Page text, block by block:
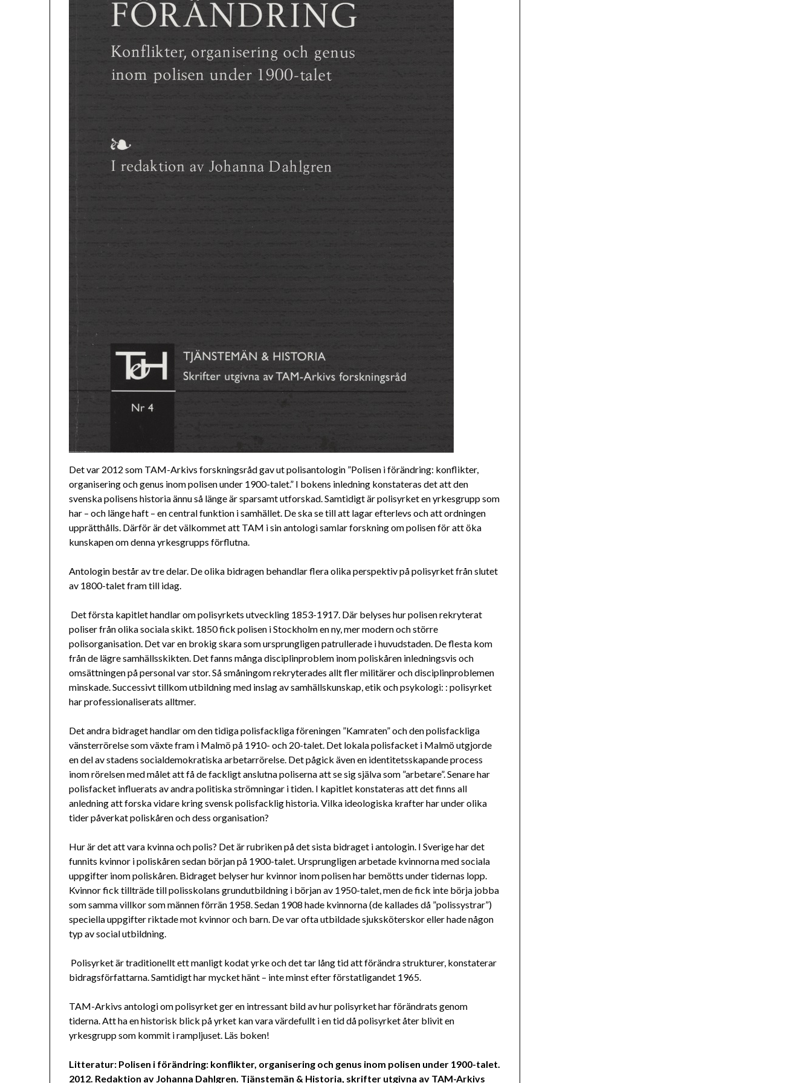
Det var 2012 som TAM-Arkivs forskningsråd gav ut polisantologin ”Polisen i förändring: konflikter,
organisering och genus inom polisen under 1900-talet.” I bokens inledning konstateras det att den
svenska polisens historia ännu så länge är sparsamt utforskad. Samtidigt är polisyrket en yrkesgrupp som
har – och länge haft – en central funktion i samhället. De ska se till att lagar efterlevs och att ordningen
upprätthålls. Därför är det välkommet att TAM i sin antologi samlar forskning om polisen för att öka
kunskapen om denna yrkesgrupps förflutna.
Antologin består av tre delar. De olika bidragen behandlar flera olika perspektiv på polisyrket från slutet
av 1800-talet fram till idag.
Det första kapitlet handlar om polisyrkets utveckling 1853-1917. Där belyses hur polisen rekryterat
poliser från olika sociala skikt. 1850 fick polisen i Stockholm en ny, mer modern och större
polisorganisation. Det var en brokig skara som ursprungligen patrullerade i huvudstaden. De flesta kom
från de lägre samhällsskikten. Det fanns många disciplinproblem inom poliskåren inledningsvis och
omsättningen på personal var stor. Så småningom rekryterades allt fler militärer och disciplinproblemen
minskade. Successivt tillkom utbildning med inslag av samhällskunskap, etik och psykologi: : polisyrket
har professionaliserats alltmer.
Det andra bidraget handlar om den tidiga polisfackliga föreningen ”Kamraten” och den polisfackliga
vänsterrörelse som växte fram i Malmö på 1910- och 20-talet. Det lokala polisfacket i Malmö utgjorde
en del av stadens socialdemokratiska arbetarrörelse. Det pågick även en identitetsskapande process
inom rörelsen med målet att få de fackligt anslutna poliserna att se sig själva som ”arbetare”. Senare har
polisfacket influerats av andra politiska strömningar i tiden. I kapitlet konstateras att det finns all
anledning att forska vidare kring svensk polisfacklig historia. Vilka ideologiska krafter har under olika
tider påverkat poliskåren och dess organisation?
Hur är det att vara kvinna och polis? Det är rubriken på det sista bidraget i antologin. I Sverige har det
funnits kvinnor i poliskåren sedan början på 1900-talet. Ursprungligen arbetade kvinnorna med sociala
uppgifter inom poliskåren. Bidraget belyser hur kvinnor inom polisen har bemötts under tidernas lopp.
Kvinnor fick tillträde till polisskolans grundutbildning i början av 1950-talet, men de fick inte börja jobba
som samma villkor som männen förrän 1958. Sedan 1908 hade kvinnorna (de kallades då ”polissystrar”)
speciella uppgifter riktade mot kvinnor och barn. De var ofta utbildade sjuksköterskor eller hade någon
typ av social utbildning.
Polisyrket är traditionellt ett manligt kodat yrke och det tar lång tid att förändra strukturer, konstaterar
bidragsförfattarna. Samtidigt har mycket hänt – inte minst efter förstatligandet 1965.
TAM-Arkivs antologi om polisyrket ger en intressant bild av hur polisyrket har förändrats genom
tiderna. Att ha en historisk blick på yrket kan vara värdefullt i en tid då polisyrket åter blivit en
yrkesgrupp som kommit i rampljuset. Läs boken!
Litteratur: Polisen i förändring: konflikter, organisering och genus inom polisen under 1900-talet.
2012. Redaktion av Johanna Dahlgren. Tjänstemän & Historia, skrifter utgivna av TAM-Arkivs